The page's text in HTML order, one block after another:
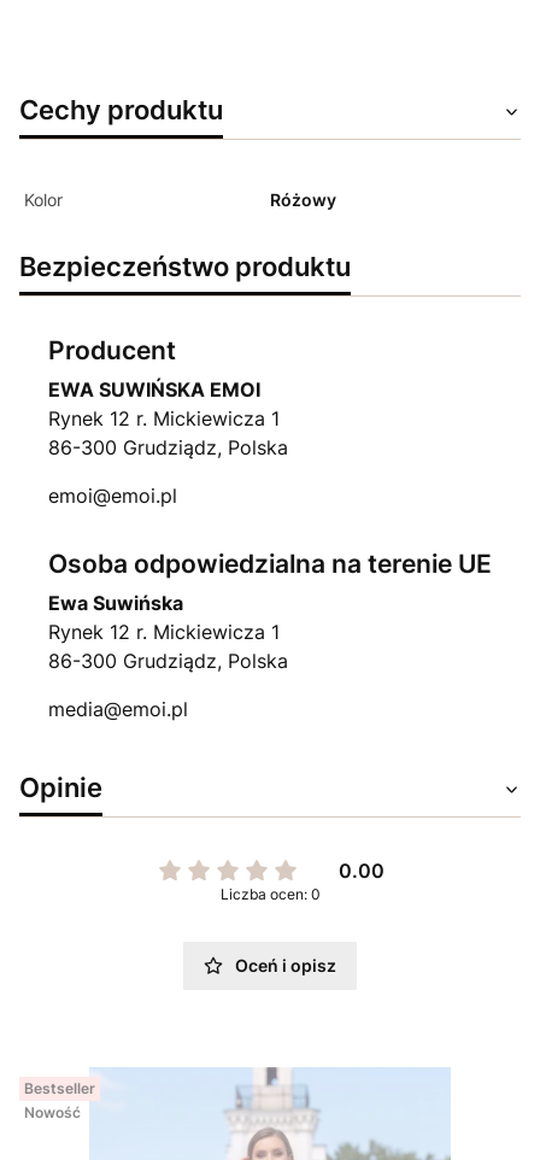
Cechy produktu
Kolor Różowy
Bezpieczeństwo produktu
Producent
EWA SUWIŃSKA EMOI
Rynek 12 r. Mickiewicza 1
86-300 Grudziądz, Polska
emoi@emoi.pl
Osoba odpowiedzialna na terenie UE
Ewa Suwińska
Rynek 12 r. Mickiewicza 1
86-300 Grudziądz, Polska
media@emoi.pl
Opinie
0.00
Liczba ocen: 0
Oceń i opisz
Bestseller
Nowość